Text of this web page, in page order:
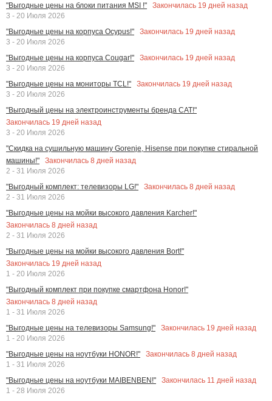
"Выгодные цены на блоки питания MSI !"
Закончилась 19 дней назад
3 - 20 Июля 2026
"Выгодные цены на корпуса Ocypus!"
Закончилась 19 дней назад
3 - 20 Июля 2026
"Выгодные цены на корпуса Cougar!"
Закончилась 19 дней назад
3 - 20 Июля 2026
"Выгодные цены на мониторы TCL!"
Закончилась 19 дней назад
3 - 20 Июля 2026
"Выгодный цены на электроинструменты бренда CAT!"
Закончилась 19 дней назад
3 - 20 Июля 2026
"Скидка на сушильную машину Gorenje, Hisense при покупке стиральной
машины!"
Закончилась 8 дней назад
2 - 31 Июля 2026
"Выгодный комплект: телевизоры LG!"
Закончилась 8 дней назад
2 - 31 Июля 2026
"Выгодные цены на мойки высокого давления Karcher!"
Закончилась 8 дней назад
2 - 31 Июля 2026
"Выгодные цены на мойки высокого давления Bort!"
Закончилась 19 дней назад
1 - 20 Июля 2026
"Выгодный комплект при покупке смартфона Honor!"
Закончилась 8 дней назад
1 - 31 Июля 2026
"Выгодные цены на телевизоры Samsung!"
Закончилась 19 дней назад
1 - 20 Июля 2026
"Выгодные цены на ноутбуки HONOR!"
Закончилась 8 дней назад
1 - 31 Июля 2026
"Выгодные цены на ноутбуки MAIBENBEN!"
Закончилась 11 дней назад
1 - 28 Июля 2026